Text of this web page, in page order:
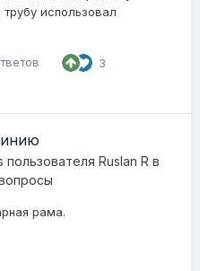
использовал
3
пользователя Ruslan R в
рама.